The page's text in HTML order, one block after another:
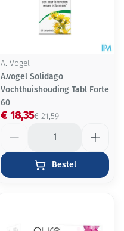
A. Vogel
A.vogel Solidago
Vochthuishouding Tabl Forte
60
€ 21,59
€ 18,35
Bestel